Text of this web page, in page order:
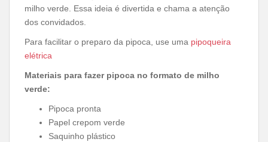
milho verde. Essa ideia é divertida e chama a atenção
dos convidados.
Para facilitar o preparo da pipoca, use uma pipoqueira
elétrica
Materiais para fazer pipoca no formato de milho
verde:
Pipoca pronta
Papel crepom verde
Saquinho plástico